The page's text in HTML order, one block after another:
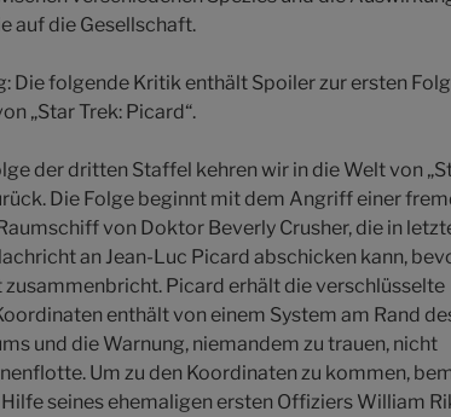
auf die Gesellschaft.
Die folgende Kritik enthält Spoiler zur ersten
„Star Trek: Picard“.
der dritten Staffel kehren wir in die Welt von
Die Folge beginnt mit dem Angriff einer
von Doktor Beverly Crusher, die in
an Jean-Luc Picard abschicken kann,
Picard erhält die verschlüsselte
enthält von einem System am Rand
und die Warnung, niemandem zu trauen, nicht
Um zu den Koordinaten zu kommen,
seines ehemaligen ersten Offiziers William